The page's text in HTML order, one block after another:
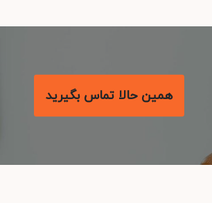
همین حالا تماس بگیرید